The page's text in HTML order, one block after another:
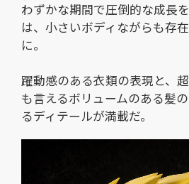
わずかな期間で圧倒的な成長
は、小さいボディながらも存
に。
躍動感のある衣類の表現と、
も言えるボリュームのある髪
るディテールが満載だ。